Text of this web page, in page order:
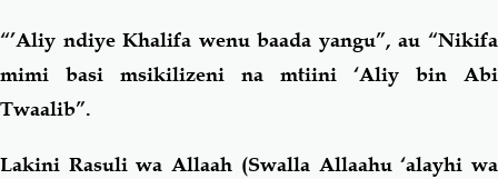
“’Aliy ndiye Khalifa wenu baada yangu”, au “Nikifa
mimi basi msikilizeni na mtiini ‘Aliy bin Abi
Twaalib”.
Lakini Rasuli wa Allaah (Swalla Allaahu ‘alayhi wa